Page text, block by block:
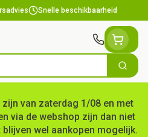
Snelle beschikbaarheid
Zoek
van zaterdag 1/08 en met
via de webshop zijn dan niet
wel aankopen mogelijk.